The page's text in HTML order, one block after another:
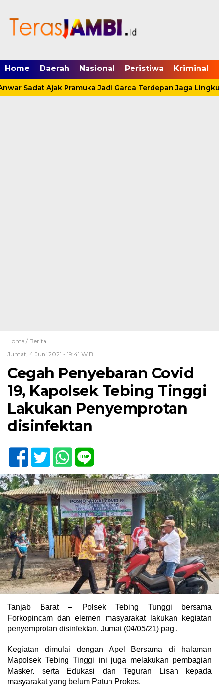
Home Daerah Nasional Peristiwa Kriminal
Sadat Ajak Pramuka Jadi Garda Terdepan Jaga
Home / Berita
Jumat, 4 Juni 2021 - 19:41 WIB
Cegah Penyebaran Covid
19, Kapolsek Tebing Tinggi
Lakukan Penyemprotan
disinfektan
Tanjab Barat – Polsek Tebing Tunggi bersama
Forkopincam dan elemen masyarakat lakukan kegiatan
penyemprotan disinfektan, Jumat (04/05/21) pagi.
Kegiatan dimulai dengan Apel Bersama di halaman
Mapolsek Tebing Tinggi ini juga melakukan pembagian
Masker, serta Edukasi dan Teguran Lisan kepada
masyarakat yang belum Patuh Prokes.